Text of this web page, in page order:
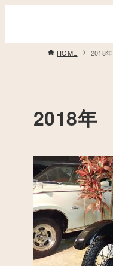
HOME 2018年
2018年